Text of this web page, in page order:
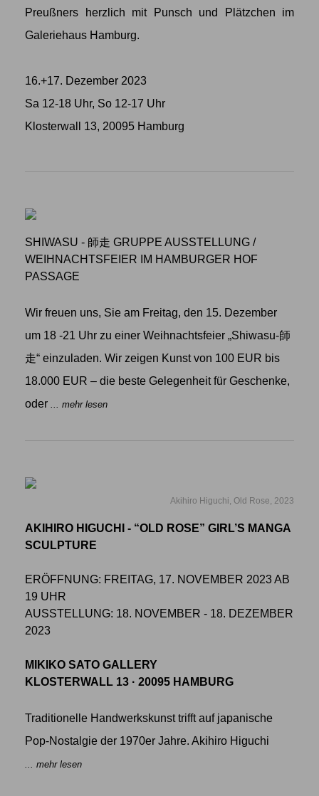
Preußners herzlich mit Punsch und Plätzchen im
Galeriehaus Hamburg.
16.+17. Dezember 2023
Sa 12-18 Uhr, So 12-17 Uhr
Klosterwall 13, 20095 Hamburg
SHIWASU - 師走 GRUPPE AUSSTELLUNG /
WEIHNACHTSFEIER IM HAMBURGER HOF
PASSAGE
Wir freuen uns, Sie am Freitag, den 15. Dezember
um 18 -21 Uhr zu einer Weihnachtsfeier „Shiwasu-師
走“ einzuladen. Wir zeigen Kunst von 100 EUR bis
18.000 EUR – die beste Gelegenheit für Geschenke,
oder ... mehr lesen
Akihiro Higuchi, Old Rose, 2023
AKIHIRO HIGUCHI - “OLD ROSE” GIRL’S MANGA
SCULPTURE
ERÖFFNUNG: FREITAG, 17. NOVEMBER 2023 AB
19 UHR
AUSSTELLUNG: 18. NOVEMBER - 18. DEZEMBER
2023
MIKIKO SATO GALLERY
KLOSTERWALL 13 · 20095 HAMBURG
Traditionelle Handwerkskunst trifft auf japanische
Pop-Nostalgie der 1970er Jahre. Akihiro Higuchi
... mehr lesen